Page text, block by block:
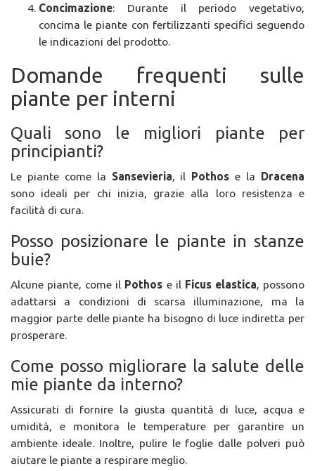
Concimazione: Durante il periodo vegetativo,
concima le piante con fertilizzanti specifici seguendo
le indicazioni del prodotto.
Domande frequenti sulle
piante per interni
Quali sono le migliori piante per
principianti?
Le piante come la Sansevieria, il Pothos e la Dracena
sono ideali per chi inizia, grazie alla loro resistenza e
facilità di cura.
Posso posizionare le piante in stanze
buie?
Alcune piante, come il Pothos e il Ficus elastica, possono
adattarsi a condizioni di scarsa illuminazione, ma la
maggior parte delle piante ha bisogno di luce indiretta per
prosperare.
Come posso migliorare la salute delle
mie piante da interno?
Assicurati di fornire la giusta quantità di luce, acqua e
umidità, e monitora le temperature per garantire un
ambiente ideale. Inoltre, pulire le foglie dalle polveri può
aiutare le piante a respirare meglio.